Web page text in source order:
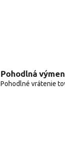
Pohodlná
Pohodlné vrátenie